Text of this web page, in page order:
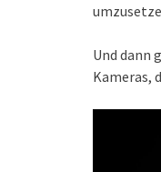
Und dann
Kameras,